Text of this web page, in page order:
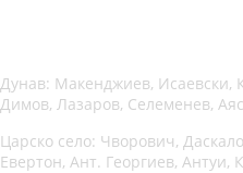
Дунав: Макенджиев, Исаевски,
Димов, Лазаров, Селеменев,
Царско село: Чворович,
Евертон, Ант. Георгиев,